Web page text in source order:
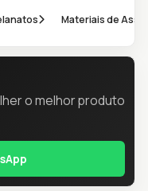
Materiais de
o melhor produto